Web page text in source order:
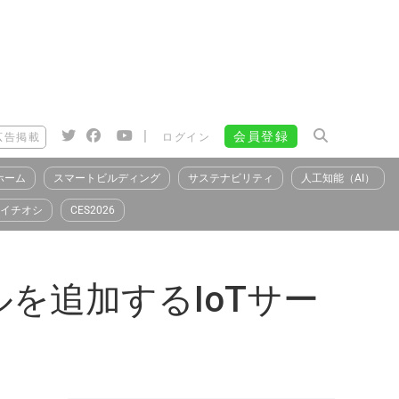
告掲載 | ログイン 会員登録
ーム スマートビルディング サステナビリティ 人工知能（AI）
イチオシ CES2026
追加するIoTサー